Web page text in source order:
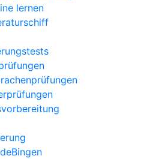
lernen